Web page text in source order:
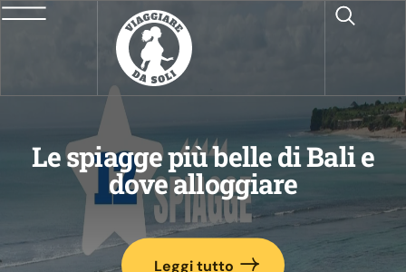
Le spiagge più belle di Bali e
dove alloggiare
Leggi tutto